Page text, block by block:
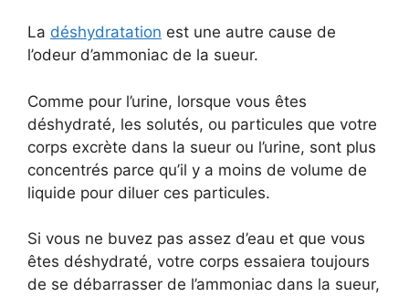
La déshydratation est une autre cause de
l’odeur d’ammoniac de la sueur.
Comme pour l’urine, lorsque vous êtes
déshydraté, les solutés, ou particules que votre
corps excrète dans la sueur ou l’urine, sont plus
concentrés parce qu’il y a moins de volume de
liquide pour diluer ces particules.
Si vous ne buvez pas assez d’eau et que vous
êtes déshydraté, votre corps essaiera toujours
de se débarrasser de l’ammoniac dans la sueur,